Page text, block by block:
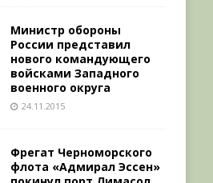
Министр обороны
России представил
нового командующего
войсками Западного
военного округа
24.11.2015
Фрегат Черноморского
флота «Адмирал Эссен»